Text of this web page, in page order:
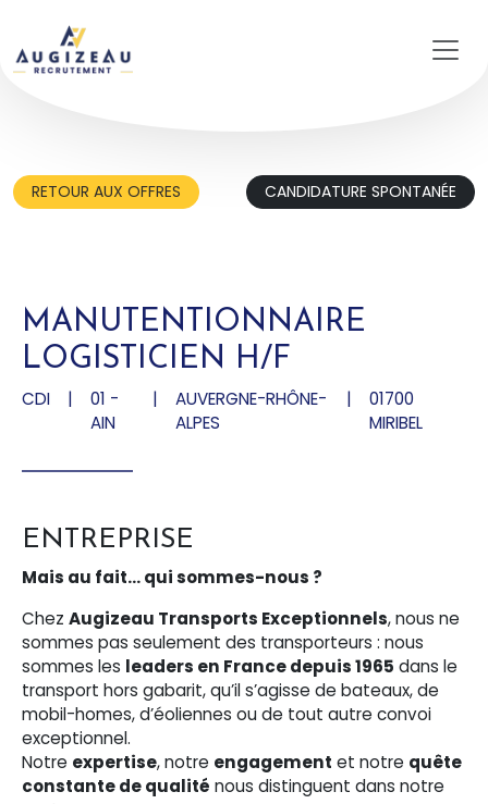
RETOUR AUX OFFRES CANDIDATURE SPONTANÉE
MANUTENTIONNAIRE
LOGISTICIEN H/F
CDI |
01 -
AIN
|
AUVERGNE-RHÔNE-
ALPES
|
01700
MIRIBEL
ENTREPRISE
Mais au fait… qui sommes-nous ?
Chez Augizeau Transports Exceptionnels, nous ne
sommes pas seulement des transporteurs : nous
sommes les leaders en France depuis 1965 dans le
transport hors gabarit, qu’il s’agisse de bateaux, de
mobil-homes, d’éoliennes ou de tout autre convoi
exceptionnel.
Notre expertise, notre engagement et notre quête
constante de qualité nous distinguent dans notre